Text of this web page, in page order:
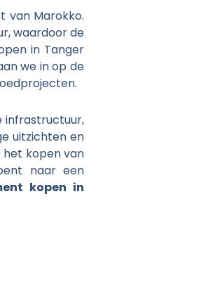
van Marokko.
waardoor de
in Tanger
we in op de
infrastructuur,
uitzichten en
het kopen van
naar een
kopen in